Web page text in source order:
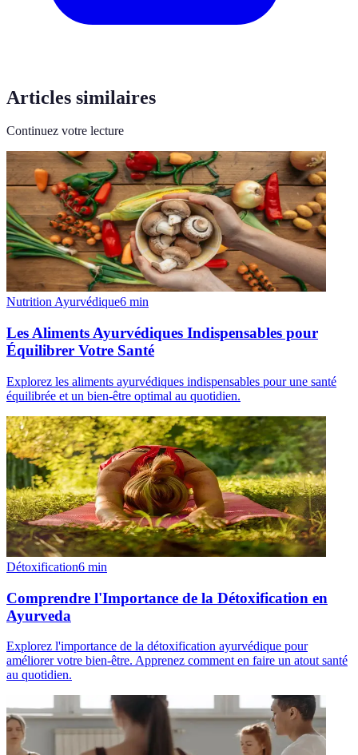
Articles similaires
Continuez votre lecture
Nutrition Ayurvédique6 min
Les Aliments Ayurvédiques Indispensables pour
Équilibrer Votre Santé
Explorez les aliments ayurvédiques indispensables pour une santé
équilibrée et un bien-être optimal au quotidien.
Détoxification6 min
Comprendre l'Importance de la Détoxification en
Ayurveda
Explorez l'importance de la détoxification ayurvédique pour
améliorer votre bien-être. Apprenez comment en faire un atout santé
au quotidien.